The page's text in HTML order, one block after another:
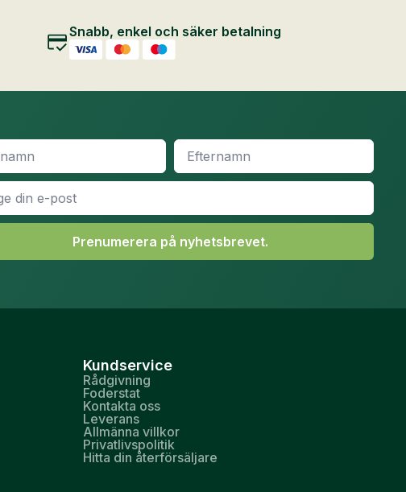
Snabb, enkel och säker betalning
Efternamn
Prenumerera på nyhetsbrevet.
Kundservice
Rådgivning
Foderstat
Kontakta oss
Leverans
Allmänna villkor
Privatlivspolitik
Hitta din återförsäljare